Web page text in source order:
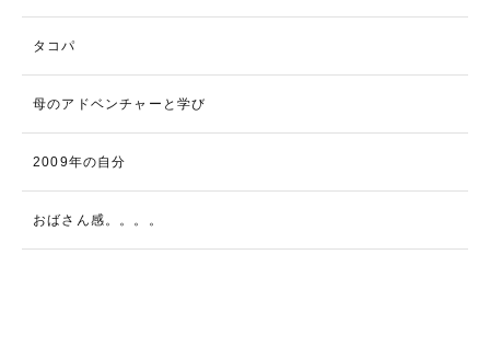
タコパ
母のアドベンチャーと学び
2009年の自分
おばさん感。。。。